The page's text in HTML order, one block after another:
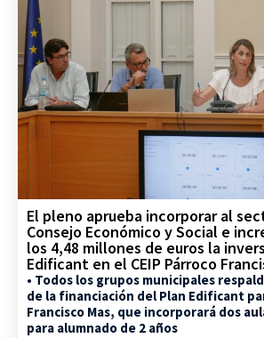
El pleno aprueba incorporar al
Consejo Económico y Social e
los 4,48 millones de euros la
Edificant en el CEIP Párroco
• Todos los grupos municipales
de la financiación del Plan Edificant
Francisco Mas, que incorporará dos
para alumnado de 2 años